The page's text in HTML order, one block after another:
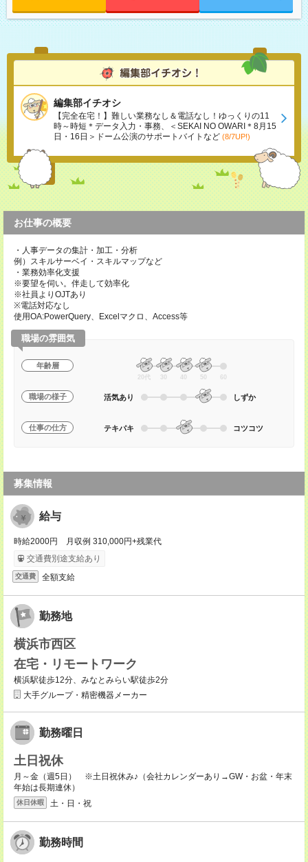
編集部イチオシ
【完全在宅！】難しい業務なし＆電話なし！ゆっくりの11
時～時短＊データ入力・事務、＜SEKAI NO OWARI＊8月15
日・16日＞ドーム公演のサポートバイトなど (8/7UP!)
お仕事の概要
・人事データの集計・加工・分析
例）スキルサーベイ・スキルマップなど
・業務効率化支援
※要望を伺い。伴走して効率化
※社員よりOJTあり
※電話対応なし
使用OA:PowerQuery、Excelマクロ、Access等
職場の雰囲気
年齢層
20代 30 40 50 60
職場の様子 活気あり しずか
仕事の仕方 テキパキ コツコツ
募集情報
給与
時給2000円 月収例 310,000円+残業代
交通費別途支給あり
交通費 全額支給
勤務地
横浜市西区
在宅・リモートワーク
横浜駅徒歩12分、みなとみらい駅徒歩2分
大手グループ・精密機器メーカー
勤務曜日
土日祝休
月～金（週5日） ※土日祝休み♪（会社カレンダーあり→GW・お盆・年末
年始は長期連休）
休日休暇 土・日・祝
勤務時間